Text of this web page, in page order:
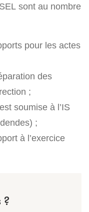
sont au nombre
pour les actes
des
;
soumise à l’IS
;
à l’exercice